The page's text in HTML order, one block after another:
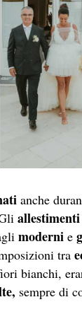
anche
moderni e
tra
bianchi,
sempre di